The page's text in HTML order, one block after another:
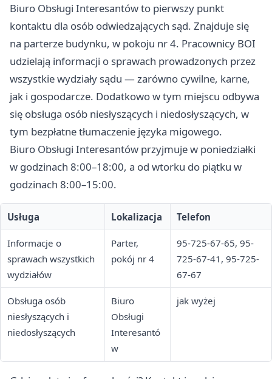
Biuro Obsługi Interesantów to pierwszy punkt
kontaktu dla osób odwiedzających sąd. Znajduje się
na parterze budynku, w pokoju nr 4. Pracownicy BOI
udzielają informacji o sprawach prowadzonych przez
wszystkie wydziały sądu — zarówno cywilne, karne,
jak i gospodarcze. Dodatkowo w tym miejscu odbywa
się obsługa osób niesłyszących i niedosłyszących, w
tym bezpłatne tłumaczenie języka migowego.
Biuro Obsługi Interesantów przyjmuje w poniedziałki
w godzinach 8:00–18:00, a od wtorku do piątku w
godzinach 8:00–15:00.
Usługa Lokalizacja Telefon
Informacje o
sprawach wszystkich
wydziałów
Parter,
pokój nr 4
95-725-67-65, 95-
725-67-41, 95-725-
67-67
Obsługa osób
niesłyszących i
niedosłyszących
Biuro
Obsługi
Interesantó
w
jak wyżej